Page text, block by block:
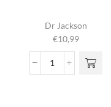
Dr Jackson
€10,99
Classic